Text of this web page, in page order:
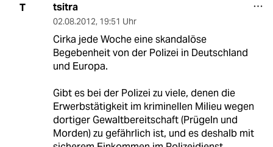
T tsitra
02.08.2012, 19:51 Uhr
Cirka jede Woche eine skandalöse
Begebenheit von der Polizei in Deutschland
und Europa.
Gibt es bei der Polizei zu viele, denen die
Erwerbstätigkeit im kriminellen Milieu wegen
dortiger Gewaltbereitschaft (Prügeln und
Morden) zu gefährlich ist, und es deshalb mit